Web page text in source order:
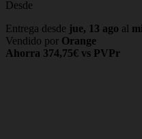
Desde
Entrega desde jue, 13 ago al
Vendido por Orange
Ahorra 374,75€ vs PVPr